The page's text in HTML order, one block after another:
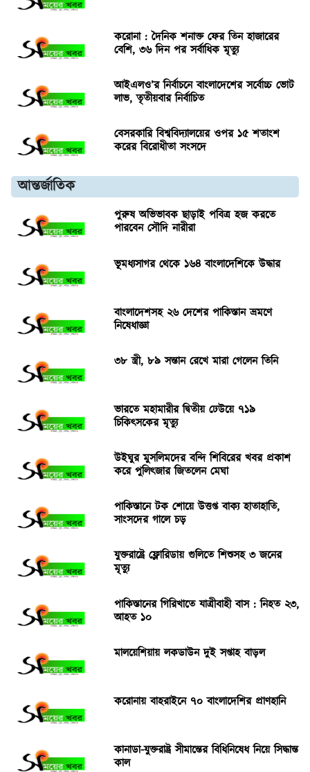
করোনা : দৈনিক শনাক্ত ফের তিন হাজারের
বেশি, ৩৬ দিন পর সর্বাধিক মৃত্যু
আইএলও’র নির্বাচনে বাংলাদেশের সর্বোচ্চ ভোট
লাভ, তৃতীয়বার নির্বাচিত
বেসরকারি বিশ্ববিদ্যালয়ের ওপর ১৫ শতাংশ
করের বিরোধীতা সংসদে
আন্তর্জাতিক
পুরুষ অভিভাবক ছাড়াই পবিত্র হজ করতে
পারবেন সৌদি নারীরা
ভূমধ্যসাগর থেকে ১৬৪ বাংলাদেশিকে উদ্ধার
বাংলাদেশসহ ২৬ দেশের পাকিস্তান ভ্রমণে
নিষেধাজ্ঞা
৩৮ স্ত্রী, ৮৯ সন্তান রেখে মারা গেলেন তিনি
ভারতে মহামারীর দ্বিতীয় ঢেউয়ে ৭১৯
চিকিৎসকের মৃত্যু
উইঘুর মুসলিমদের বন্দি শিবিরের খবর প্রকাশ
করে পুলিৎজার জিতলেন মেঘা
পাকিস্তানে টক শোয়ে উত্তপ্ত বাক্য হাতাহাতি,
সাংসদের গালে চড়
যুক্তরাষ্ট্রে ফ্লোরিডায় গুলিতে শিশুসহ ৩ জনের
মৃত্যু
পাকিস্তানের গিরিখাতে যাত্রীবাহী বাস : নিহত ২৩,
আহত ১০
মালয়েশিয়ায় লকডাউন দুই সপ্তাহ বাড়ল
করোনায় বাহরাইনে ৭০ বাংলাদেশির প্রাণহানি
কানাডা-যুক্তরাষ্ট্র সীমান্তের বিধিনিষেধ নিয়ে সিদ্ধান্ত
কাল